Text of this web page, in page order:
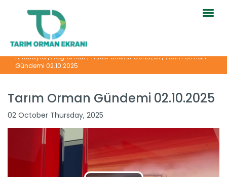
Anasayfa|Programlar|TARIM ORMAN GÜNDEMİ|Tarım Orman
Gündemi 02.10.2025
Tarım Orman Gündemi 02.10.2025
02 October Thursday, 2025